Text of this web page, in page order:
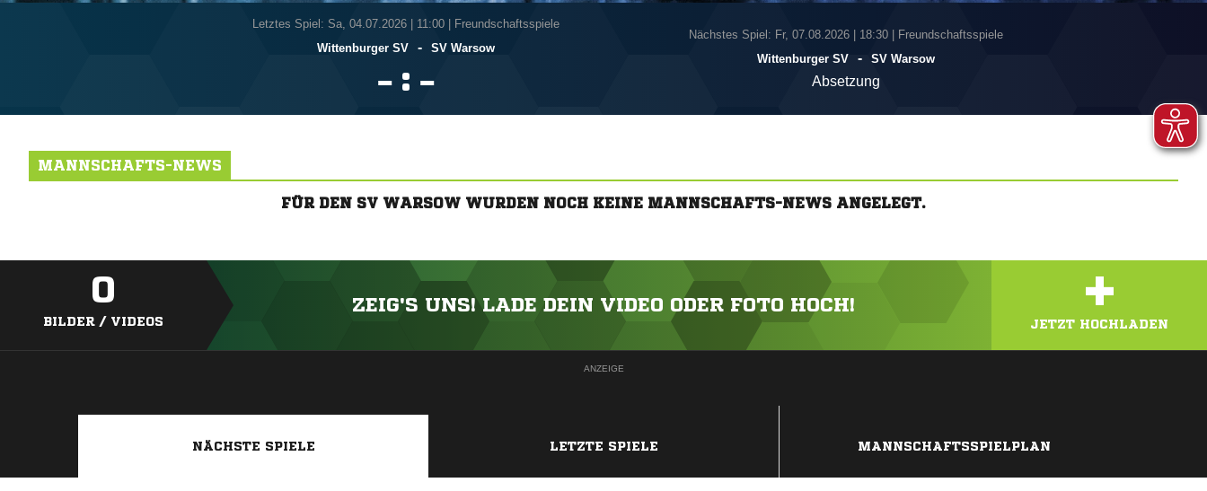
Letztes Spiel: Sa, 04.07.2026
11:00 | Freundschaftsspiele
Wittenburger SV
- SV Warsow
 : 
Nächstes Spiel: Fr, 07.08.2026
18:30 | Freundschaftsspiele
Wittenburger SV
- SV Warsow
Absetzung
MANNSCHAFTS-NEWS
FÜR DEN SV WARSOW WURDEN NOCH KEINE MANNSCHAFTS-NEWS ANGELEGT.
0
BILDER / VIDEOS
ZEIG'S UNS! LADE DEIN VIDEO ODER FOTO HOCH! +
JETZT HOCHLADEN
ANZEIGE
NÄCHSTE SPIELE LETZTE SPIELE MANNSCHAFTSSPIELPLAN